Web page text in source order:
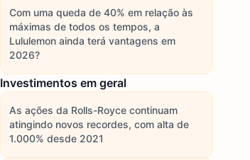
Com uma queda de 40% em relação às
máximas de todos os tempos, a
Lululemon ainda terá vantagens em
2026?
Investimentos em geral
As ações da Rolls-Royce continuam
atingindo novos recordes, com alta de
1.000% desde 2021